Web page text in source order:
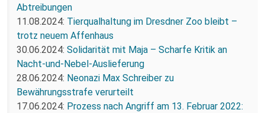
Abtreibungen
11.08.2024: Tierqualhaltung im Dresdner Zoo bleibt –
trotz neuem Affenhaus
30.06.2024: Solidarität mit Maja – Scharfe Kritik an
Nacht-und-Nebel-Auslieferung
28.06.2024: Neonazi Max Schreiber zu
Bewährungsstrafe verurteilt
17.06.2024: Prozess nach Angriff am 13. Februar 2022: